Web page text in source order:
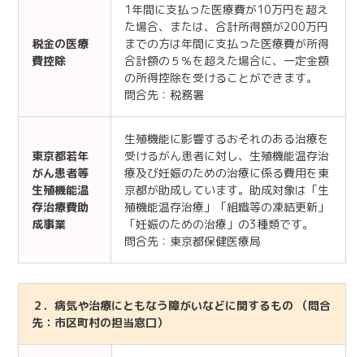
税金の医療
費控除
1年間に支払った医療費が10万円を超え
た場合、または、合計所得額が200万円
までの方は年間に支払った医療費が所得
合計額の５％を超えた場合に、一定金額
の所得控除を受けることができます。
問合先：税務署
東京都若年
がん患者等
生殖機能温
存治療費助
成事業
生殖機能に影響するおそれのある治療を
受けるがん患者に対し、生殖機能温存治
療及び妊娠のための治療に係る費用を東
京都が助成しています。助成対象は「生
殖機能温存治療」「組織等の凍結更新」
「妊娠のための治療」の3種類です。
問合先：東京都保健医療局
２．病気や治療にともなう障がいなどに関するもの （問合
先：市区町村の担当窓口）